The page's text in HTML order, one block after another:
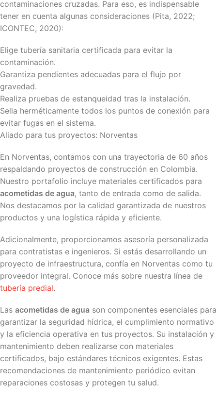
contaminaciones cruzadas. Para eso, es indispensable
tener en cuenta algunas consideraciones (Pita, 2022;
ICONTEC, 2020):
Elige tubería sanitaria certificada para evitar la
contaminación.
Garantiza pendientes adecuadas para el flujo por
gravedad.
Realiza pruebas de estanqueidad tras la instalación.
Sella herméticamente todos los puntos de conexión para
evitar fugas en el sistema.
Aliado para tus proyectos: Norventas
En Norventas, contamos con una trayectoria de 60 años
respaldando proyectos de construcción en Colombia.
Nuestro portafolio incluye materiales certificados para
acometidas de agua, tanto de entrada como de salida.
Nos destacamos por la calidad garantizada de nuestros
productos y una logística rápida y eficiente.
Adicionalmente, proporcionamos asesoría personalizada
para contratistas e ingenieros. Si estás desarrollando un
proyecto de infraestructura, confía en Norventas como tu
proveedor integral. Conoce más sobre nuestra línea de
tubería predial.
Las acometidas de agua son componentes esenciales para
garantizar la seguridad hídrica, el cumplimiento normativo
y la eficiencia operativa en tus proyectos. Su instalación y
mantenimiento deben realizarse con materiales
certificados, bajo estándares técnicos exigentes. Estas
recomendaciones de mantenimiento periódico evitan
reparaciones costosas y protegen tu salud.